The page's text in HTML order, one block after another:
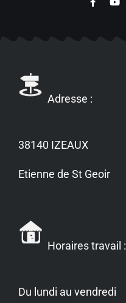
Adresse :
38140 IZEAUX
Etienne de St Geoir
Horaires travail :
Du lundi au vendredi